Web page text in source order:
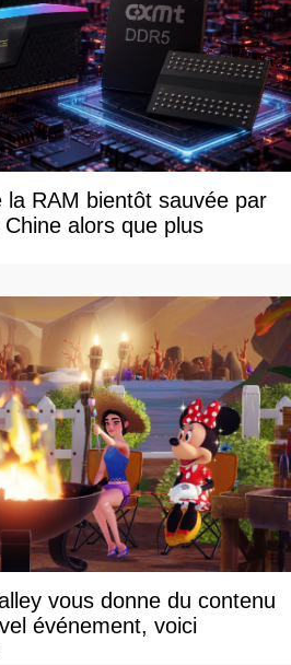
la RAM bientôt sauvée par
alors que plus
vous donne du contenu
événement, voici